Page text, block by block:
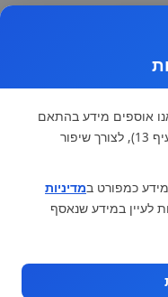
אוספים מידע בהתאם
לחוק הגנת הפרטיות, התשמ"א-1981 (סעיף 13), לצורך שיפור
כמפורט במדיניות
לעיין במידע שנאסף